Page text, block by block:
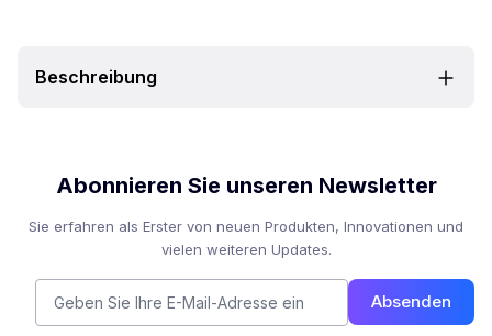
Beschreibung
Abonnieren Sie unseren Newsletter
Sie erfahren als Erster von neuen Produkten, Innovationen und
vielen weiteren Updates.
Absenden